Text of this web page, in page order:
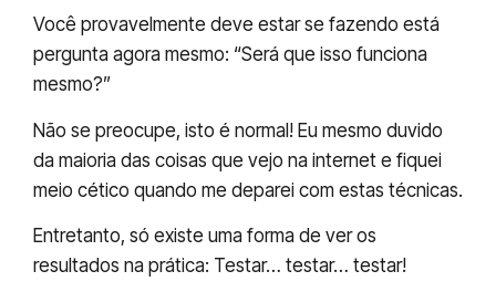
Você provavelmente deve estar se fazendo está
pergunta agora mesmo: “Será que isso funciona
mesmo?”
Não se preocupe, isto é normal! Eu mesmo duvido
da maioria das coisas que vejo na internet e fiquei
meio cético quando me deparei com estas técnicas.
Entretanto, só existe uma forma de ver os
resultados na prática: Testar… testar… testar!